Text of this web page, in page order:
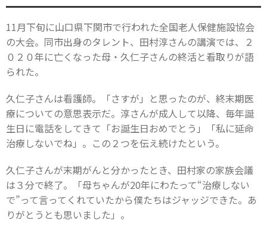
11月下旬に山口県下関市で行われた全国老人保健施設協会
の大会。同市出身のタレント、田村淳さんの講演では、２
０２０年に亡くなった母・久仁子さんの終活と看取りが語
られた。
久仁子さんは看護師。「さすが」と思ったのが、終末期医
療についての意思表示だ。淳さんが成人して以降、毎年誕
生日に電話をしてきて「お誕生日おめでとう」「私に延命
治療しないでね」。この２つを伝え続けたという。
久仁子さんが末期がんと分かったとき、田村家の家族会議
は３分で終了。「母ちゃんが20年にわたって“治療しない
で”って言ってくれていたから僕たちはジャッジできた。あ
りがとうとも思いました」。